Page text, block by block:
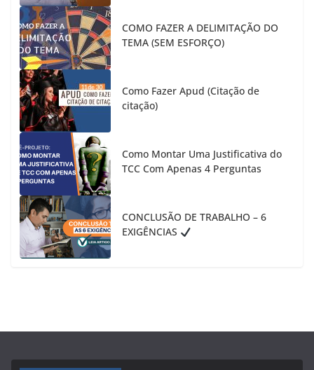
COMO FAZER A DELIMITAÇÃO DO
TEMA (SEM ESFORÇO)
Como Fazer Apud (Citação de
citação)
Como Montar Uma Justificativa do
TCC Com Apenas 4 Perguntas
CONCLUSÃO DE TRABALHO – 6
EXIGÊNCIAS